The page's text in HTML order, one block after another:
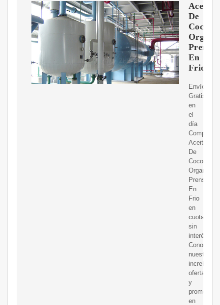
Aceite
De
Coco
En
Frio
Envíos
Gratis
en
el
día
Compre
Aceite
De
Coco
Organico
Prensado
En
Frio
en
cuotas
sin
interés!
Conozca
nuestras
increíbles
ofertas
y
en